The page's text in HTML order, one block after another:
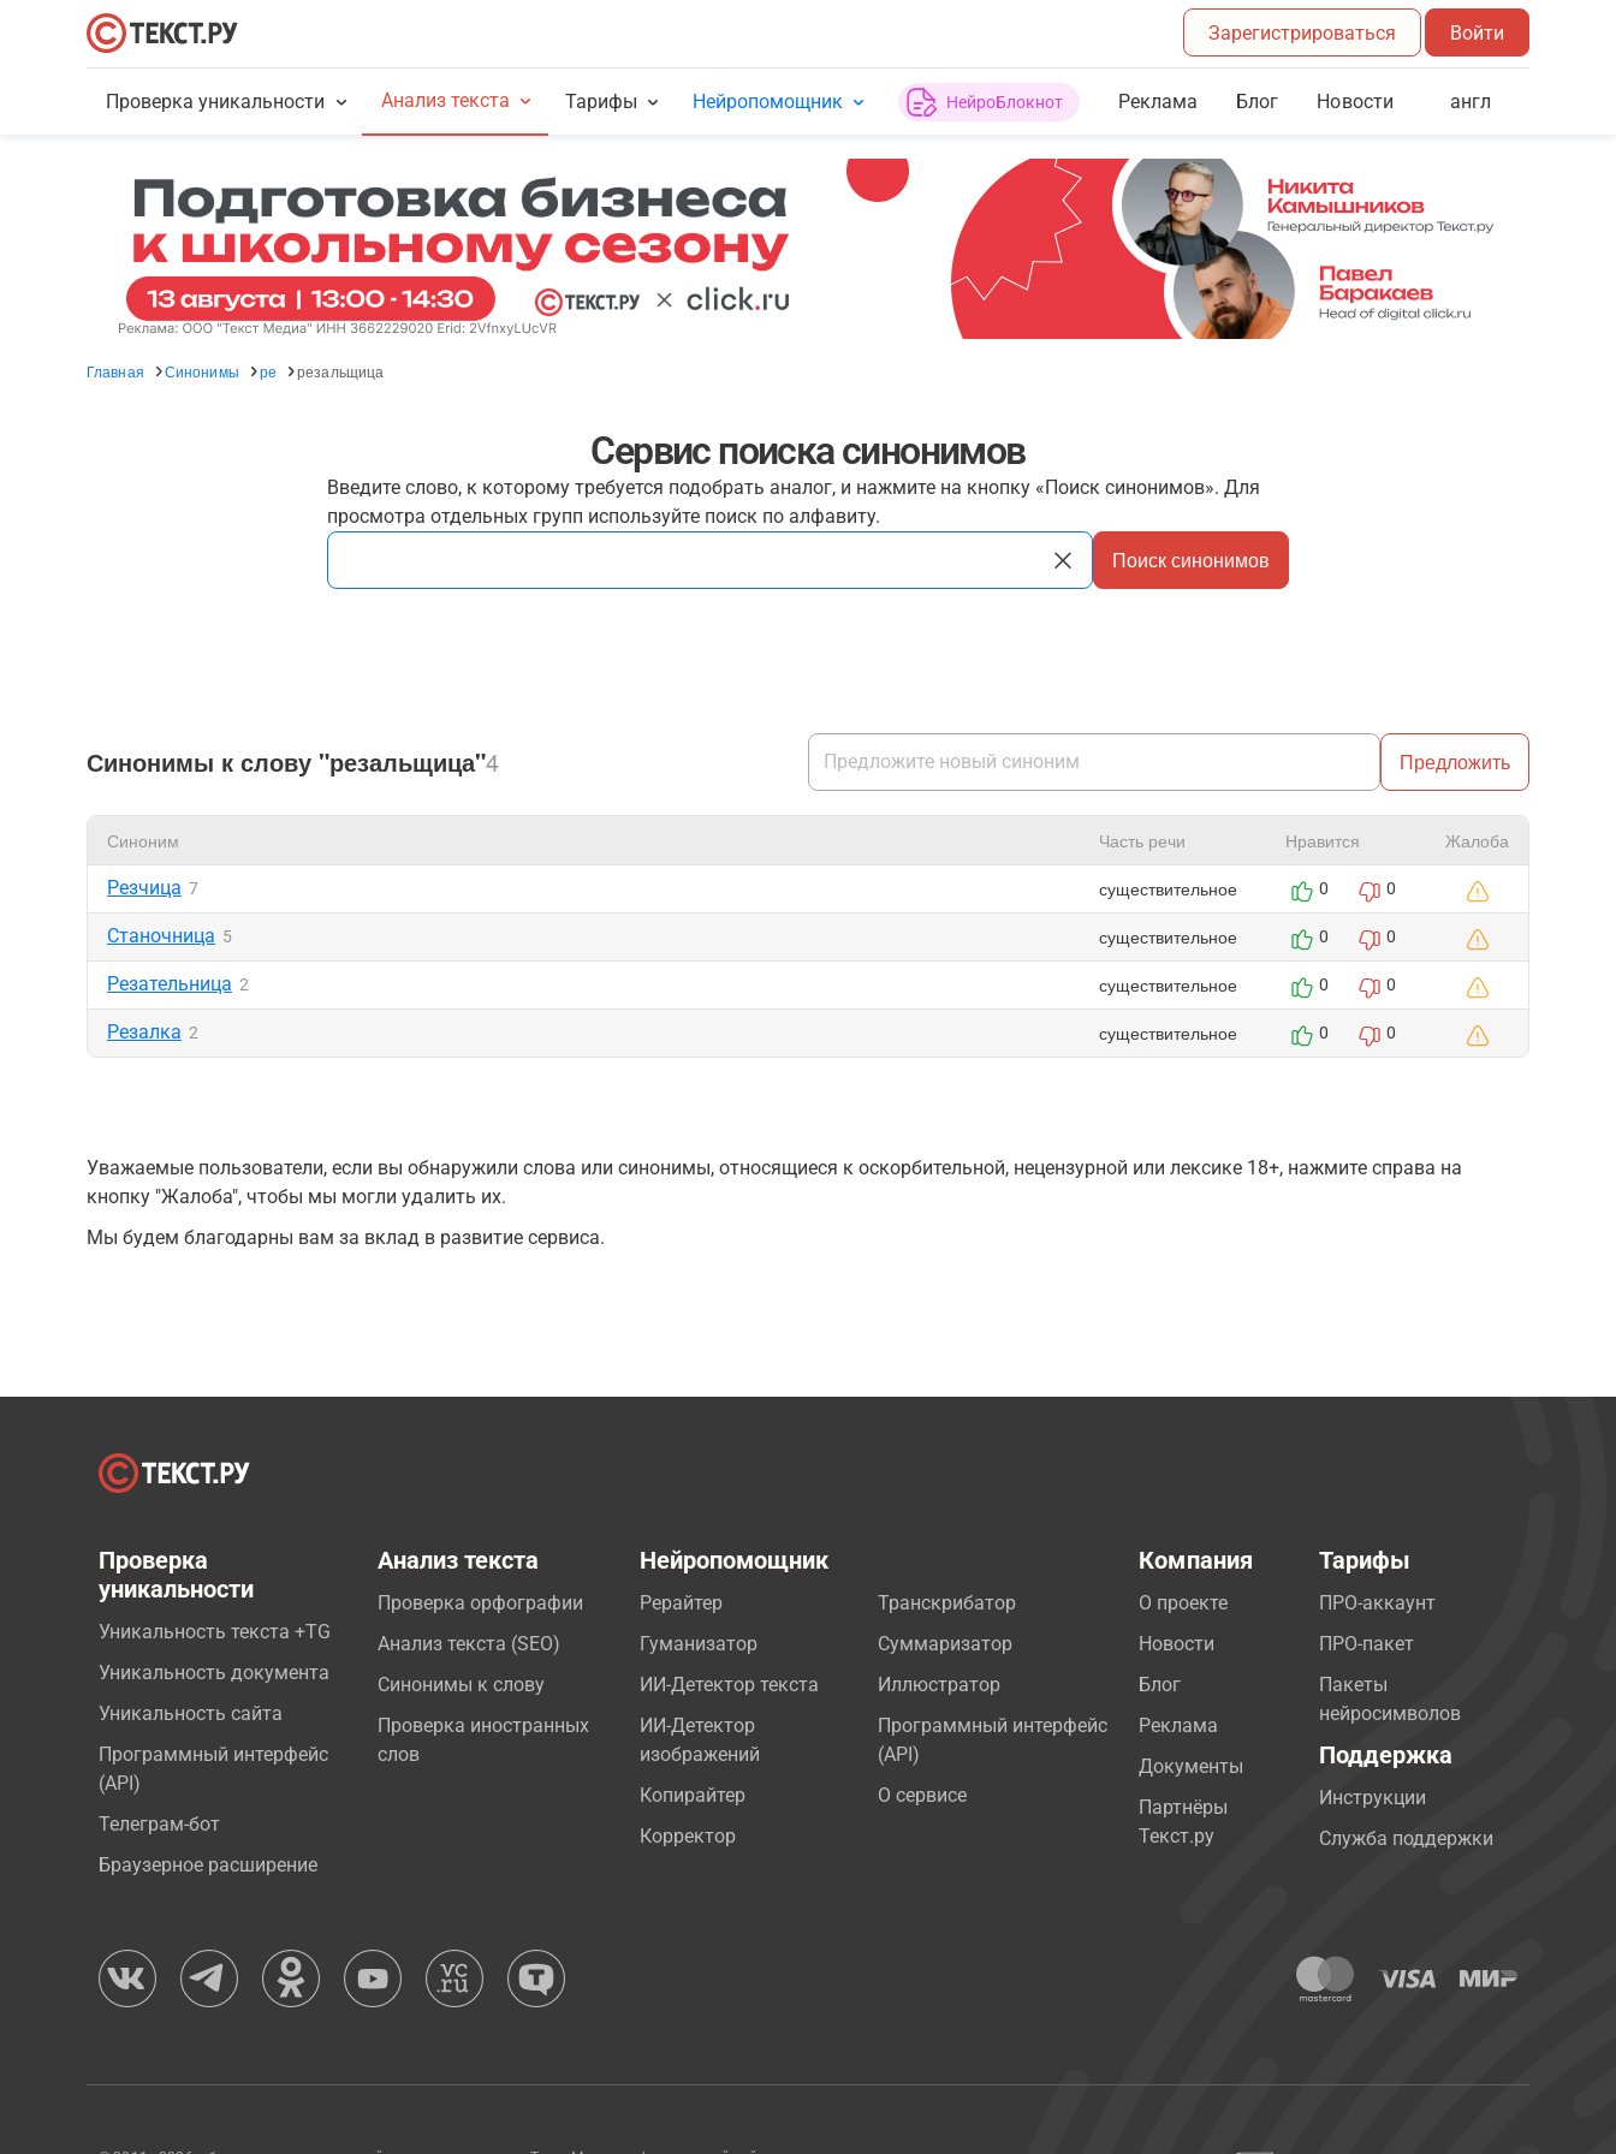
Зарегистрироваться Войти
Проверка уникальности Анализ текста Тарифы Нейропомощник НейроБлокнот Реклама Блог Новости англ
Главная Синонимы ре резальщица
Сервис поиска синонимов
Введите слово, к которому требуется подобрать аналог, и нажмите на кнопку «Поиск синонимов». Для
просмотра отдельных групп используйте поиск по алфавиту.
Поиск синонимов
Синонимы к слову "резальщица"4 Предложить
Синоним Часть речи Нравится Жалоба
Резчица 7 существительное 0 0
Станочница 5 существительное 0 0
Резательница 2 существительное 0 0
Резалка 2 существительное 0 0
Уважаемые пользователи, если вы обнаружили слова или синонимы, относящиеся к оскорбительной, нецензурной или лексике 18+, нажмите справа на
кнопку "Жалоба", чтобы мы могли удалить их.
Мы будем благодарны вам за вклад в развитие сервиса.
Проверка
уникальности
Уникальность текста +TG
Уникальность документа
Уникальность сайта
Программный интерфейс
(API)
Телеграм-бот
Браузерное расширение
Анализ текста
Проверка орфографии
Анализ текста (SEO)
Синонимы к слову
Проверка иностранных
слов
Нейропомощник
Рерайтер
Гуманизатор
ИИ-Детектор текста
ИИ-Детектор
изображений
Копирайтер
Корректор
Транскрибатор
Суммаризатор
Иллюстратор
Программный интерфейс
(API)
О сервисе
Компания
О проекте
Новости
Блог
Реклама
Документы
Партнёры
Текст.ру
Тарифы
ПРО-аккаунт
ПРО-пакет
Пакеты
нейросимволов
Поддержка
Инструкции
Служба поддержки